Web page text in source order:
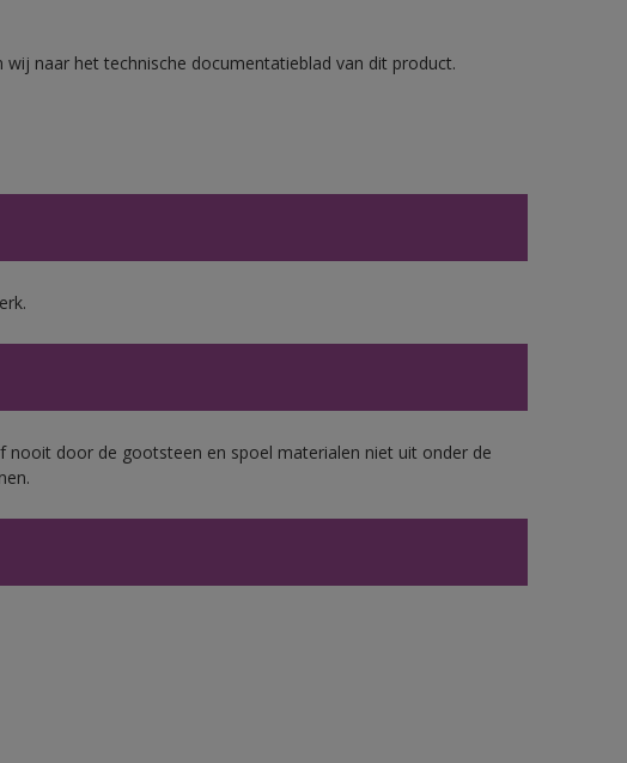
naar het technische documentatieblad van dit product.
nooit door de gootsteen en spoel materialen niet uit onder de